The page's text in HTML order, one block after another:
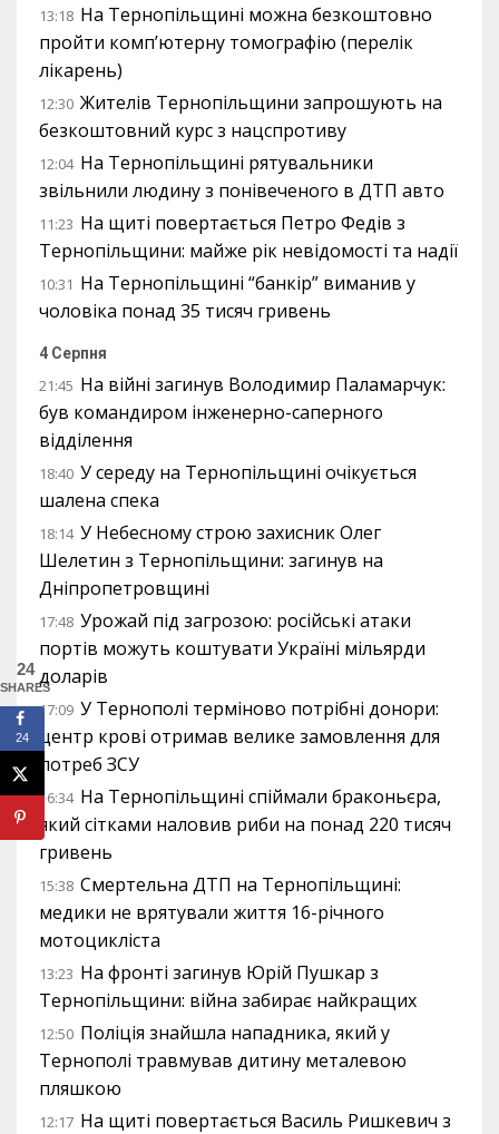
13:18 На Тернопільщині можна безкоштовно
пройти комп’ютерну томографію (перелік
лікарень)
12:30 Жителів Тернопільщини запрошують на
безкоштовний курс з нацспротиву
12:04 На Тернопільщині рятувальники
звільнили людину з понівеченого в ДТП авто
11:23 На щиті повертається Петро Федів з
Тернопільщини: майже рік невідомості та надії
10:31 На Тернопільщині “банкір” виманив у
чоловіка понад 35 тисяч гривень
4 Серпня
21:45 На війні загинув Володимир Паламарчук:
був командиром інженерно-саперного
відділення
18:40 У середу на Тернопільщині очікується
шалена спека
18:14 У Небесному строю захисник Олег
Шелетин з Тернопільщини: загинув на
Дніпропетровщині
17:48 Урожай під загрозою: російські атаки
портів можуть коштувати Україні мільярди
доларів
17:09 У Тернополі терміново потрібні донори:
центр крові отримав велике замовлення для
потреб ЗСУ
16:34 На Тернопільщині спіймали браконьєра,
який сітками наловив риби на понад 220 тисяч
гривень
15:38 Смертельна ДТП на Тернопільщині:
медики не врятували життя 16-річного
мотоцикліста
13:23 На фронті загинув Юрій Пушкар з
Тернопільщини: війна забирає найкращих
12:50 Поліція знайшла нападника, який у
Тернополі травмував дитину металевою
пляшкою
12:17 На щиті повертається Василь Ришкевич з
24
SHARES
24